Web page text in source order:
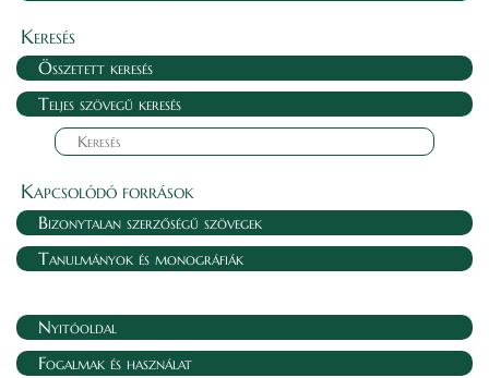
Keresés
Összetett keresés
Teljes szövegű keresés
Kapcsolódó források
Bizonytalan szerzőségű szövegek
Tanulmányok és monográfiák
Nyitóoldal
Fogalmak és használat